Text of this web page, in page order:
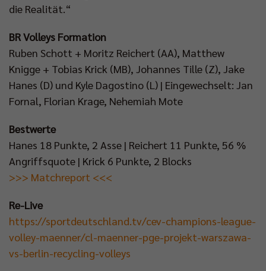
die Realität.“
BR Volleys Formation
Ruben Schott + Moritz Reichert (AA), Matthew
Knigge + Tobias Krick (MB), Johannes Tille (Z), Jake
Hanes (D) und Kyle Dagostino (L) | Eingewechselt: Jan
Fornal, Florian Krage, Nehemiah Mote
Bestwerte
Hanes 18 Punkte, 2 Asse | Reichert 11 Punkte, 56 %
Angriffsquote | Krick 6 Punkte, 2 Blocks
>>> Matchreport <<<
Re-Live
https://sportdeutschland.tv/cev-champions-league-
volley-maenner/cl-maenner-pge-projekt-warszawa-
vs-berlin-recycling-volleys